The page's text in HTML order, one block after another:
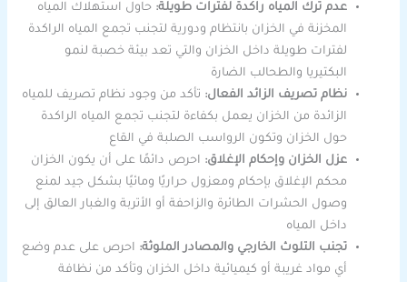
عدم ترك المياه راكدة لفترات طويلة: حاول استهلاك المياه
المخزنة في الخزان بانتظام ودورية لتجنب تجمع المياه الراكدة
لفترات طويلة داخل الخزان والتي تعد بيئة خصبة لنمو
البكتيريا والطحالب الضارة
نظام تصريف الزائد الفعال: تأكد من وجود نظام تصريف للمياه
الزائدة من الخزان يعمل بكفاءة لتجنب تجمع المياه الراكدة
حول الخزان وتكون الرواسب الصلبة في القاع
عزل الخزان وإحكام الإغلاق: احرص دائمًا على أن يكون الخزان
محكم الإغلاق بإحكام ومعزول حراريًا ومائيًا بشكل جيد لمنع
وصول الحشرات الطائرة والزاحفة أو الأتربة والغبار العالق إلى
داخل المياه
تجنب التلوث الخارجي والمصادر الملوثة: احرص على عدم وضع
أي مواد غريبة أو كيميائية داخل الخزان وتأكد من نظافة